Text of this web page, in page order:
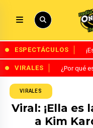
ESPECTÁCULOS
VIRALES ¿Por qué
VIRALES
Viral: ¡Ella
a Kim